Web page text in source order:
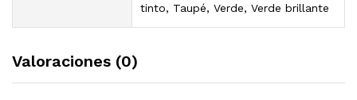
tinto, Taupé, Verde, Verde brillante
Valoraciones (0)